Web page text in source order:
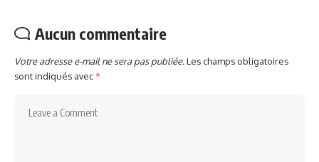
Aucun commentaire
Votre adresse e-mail ne sera pas publiée.Les champs obligatoires
sont indiqués avec*